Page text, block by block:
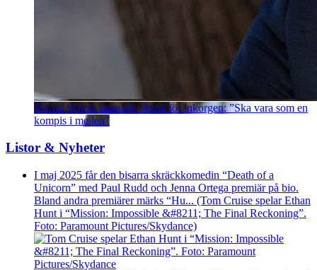
Martin Schori lämnade bladet för inkorgen: ”Ska vara som en
kompis i mejlen”
Listor & Nyheter
I maj 2025 får den bisarra skräckkomedin “Death of a
Unicorn” med Paul Rudd och Jenna Ortega premiär på bio.
Bland andra premiärer märks “Hu... (Tom Cruise spelar Ethan
Hunt i “Mission: Impossible &#8211; The Final Reckoning”.
Foto: Paramount Pictures/Skydance)